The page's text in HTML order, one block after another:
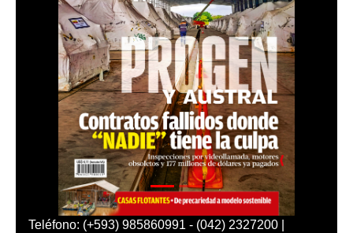
Teléfono: (+593) 985860991 - (042) 2327200 |